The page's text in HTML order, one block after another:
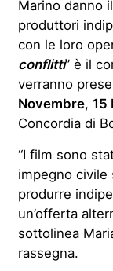
Marino danno
produttori
con le loro
conflitti” è il
verranno
Novembre, 15
Concordia di
“I film sono
impegno civile
produrre
un’offerta
sottolinea
rassegna.